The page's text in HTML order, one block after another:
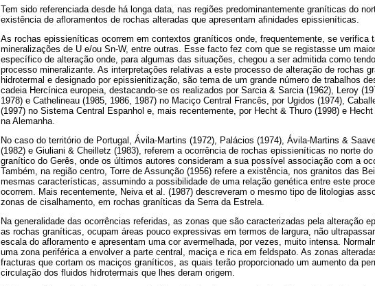
Tem sido referenciada desde há longa data, nas regiões predominantemente graníticas do
existência de afloramentos de rochas alteradas que apresentam afinidades epissieníticas.
As rochas epissieníticas ocorrem em contextos graníticos onde, frequentemente, se verifica
mineralizações de U e/ou Sn-W, entre outras. Esse facto fez com que se registasse um
específico de alteração onde, para algumas das situações, chegou a ser admitida como
processo mineralizante. As interpretações relativas a este processo de alteração de rochas
hidrotermal e designado por epissienitização, são tema de um grande número de trabalhos
cadeia Hercínica europeia, destacando-se os realizados por Sarcia & Sarcia (1962), Leroy
1978) e Cathelineau (1985, 1986, 1987) no Maciço Central Francês, por Ugidos (1974),
(1997) no Sistema Central Espanhol e, mais recentemente, por Hecht & Thuro (1998) e
na Alemanha.
No caso do território de Portugal, Ávila-Martins (1972), Palácios (1974), Ávila-Martins &
(1982) e Giuliani & Cheilletz (1983), referem a ocorrência de rochas epissieníticas no norte
granítico do Gerês, onde os últimos autores consideram a sua possível associação com a
Também, na região centro, Torre de Assunção (1956) refere a existência, nos granitos das
mesmas características, assumindo a possibilidade de uma relação genética entre este
ocorrem. Mais recentemente, Neiva et al. (1987) descreveram o mesmo tipo de litologias
zonas de cisalhamento, em rochas graníticas da Serra da Estrela.
Na generalidade das ocorrências referidas, as zonas que são caracterizadas pela alteração
as rochas graníticas, ocupam áreas pouco expressivas em termos de largura, não
escala do afloramento e apresentam uma cor avermelhada, por vezes, muito intensa.
uma zona periférica a envolver a parte central, maciça e rica em feldspato. As zonas
fracturas que cortam os maciços graníticos, as quais terão proporcionado um aumento da
circulação dos fluidos hidrotermais que lhes deram origem.